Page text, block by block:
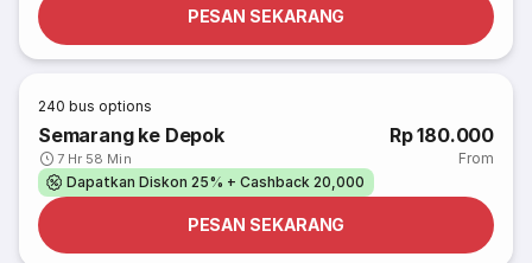
PESAN SEKARANG
240 bus options
Semarang ke Depok
7 Hr 58 Min
Rp 180.000
From
Dapatkan Diskon 25% + Cashback 20,000
PESAN SEKARANG